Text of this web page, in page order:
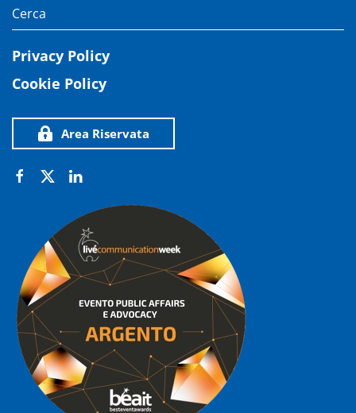
Privacy Policy
Cookie Policy
Area Riservata